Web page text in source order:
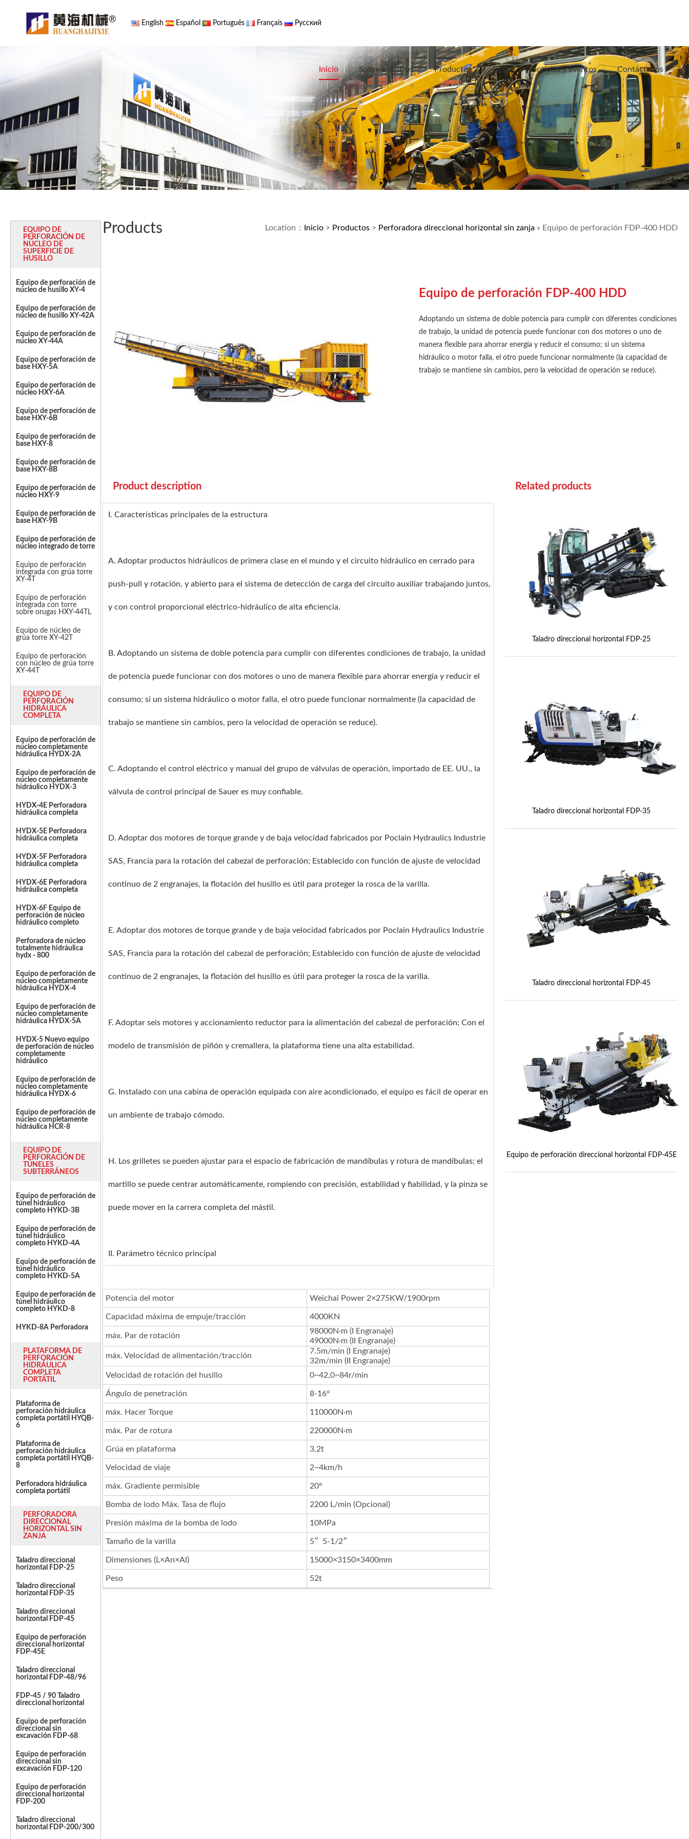
English Español Português Français Русский
Inicio Sobre nosotros Productos Caso Noticias y eventos Contáctanos
EQUIPO DE
PERFORACIÓN DE
NÚCLEO DE
SUPERFICIE DE
HUSILLO
Equipo de perforación de
núcleo de husillo XY-4
Equipo de perforación de
núcleo de husillo XY-42A
Equipo de perforación de
núcleo XY-44A
Equipo de perforación de
base HXY-5A
Equipo de perforación de
núcleo HXY-6A
Equipo de perforación de
base HXY-6B
Equipo de perforación de
base HXY-8
Equipo de perforación de
base HXY-8B
Equipo de perforación de
núcleo HXY-9
Equipo de perforación de
base HXY-9B
Equipo de perforación de
núcleo integrado de torre
Equipo de perforación
integrada con grúa torre
XY-4T
Equipo de perforación
integrada con torre
sobre orugas HXY-44TL
Equipo de núcleo de
grúa torre XY-42T
Equipo de perforación
con núcleo de grúa torre
XY-44T
EQUIPO DE
PERFORACIÓN
HIDRÁULICA
COMPLETA
Equipo de perforación de
núcleo completamente
hidráulica HYDX-2A
Equipo de perforación de
núcleo completamente
hidráulico HYDX-3
HYDX-4E Perforadora
hidráulica completa
HYDX-5E Perforadora
hidráulica completa
HYDX-5F Perforadora
hidráulica completa
HYDX-6E Perforadora
hidráulica completa
HYDX-6F Equipo de
perforación de núcleo
hidráulico completo
Perforadora de núcleo
totalmente hidráulica
hydx - 800
Equipo de perforación de
núcleo completamente
hidráulica HYDX-4
Equipo de perforación de
núcleo completamente
hidráulica HYDX-5A
HYDX-5 Nuevo equipo
de perforación de núcleo
completamente
hidráulico
Equipo de perforación de
núcleo completamente
hidráulica HYDX-6
Equipo de perforación de
núcleo completamente
hidráulica HCR-8
EQUIPO DE
PERFORACIÓN DE
TÚNELES
SUBTERRÁNEOS
Equipo de perforación de
túnel hidráulico
completo HYKD-3B
Equipo de perforación de
túnel hidráulico
completo HYKD-4A
Equipo de perforación de
túnel hidráulico
completo HYKD-5A
Equipo de perforación de
túnel hidráulico
completo HYKD-8
HYKD-8A Perforadora
PLATAFORMA DE
PERFORACIÓN
HIDRÁULICA
COMPLETA
PORTÁTIL
Plataforma de
perforación hidráulica
completa portátil HYQB-
6
Plataforma de
perforación hidráulica
completa portátil HYQB-
8
Perforadora hidráulica
completa portátil
PERFORADORA
DIRECCIONAL
HORIZONTAL SIN
ZANJA
Taladro direccional
horizontal FDP-25
Taladro direccional
horizontal FDP-35
Taladro direccional
horizontal FDP-45
Equipo de perforación
direccional horizontal
FDP-45E
Taladro direccional
horizontal FDP-48/96
FDP-45 / 90 Taladro
direccional horizontal
Equipo de perforación
direccional sin
excavación FDP-68
Equipo de perforación
direccional sin
excavación FDP-120
Equipo de perforación
direccional horizontal
FDP-200
Taladro direccional
horizontal FDP-200/300
Products Location： Inicio > Productos > Perforadora direccional horizontal sin zanja » Equipo de perforación FDP-400 HDD
Equipo de perforación FDP-400 HDD
Adoptando un sistema de doble potencia para cumplir con diferentes condiciones
de trabajo, la unidad de potencia puede funcionar con dos motores o uno de
manera flexible para ahorrar energía y reducir el consumo; si un sistema
hidráulico o motor falla, el otro puede funcionar normalmente (la capacidad de
trabajo se mantiene sin cambios, pero la velocidad de operación se reduce).
Product description
I. Características principales de la estructura
A. Adoptar productos hidráulicos de primera clase en el mundo y el circuito hidráulico en cerrado para
push-pull y rotación, y abierto para el sistema de detección de carga del circuito auxiliar trabajando juntos,
y con control proporcional eléctrico-hidráulico de alta eficiencia.
B. Adoptando un sistema de doble potencia para cumplir con diferentes condiciones de trabajo, la unidad
de potencia puede funcionar con dos motores o uno de manera flexible para ahorrar energía y reducir el
consumo; si un sistema hidráulico o motor falla, el otro puede funcionar normalmente (la capacidad de
trabajo se mantiene sin cambios, pero la velocidad de operación se reduce).
C. Adoptando el control eléctrico y manual del grupo de válvulas de operación, importado de EE. UU., la
válvula de control principal de Sauer es muy confiable.
D. Adoptar dos motores de torque grande y de baja velocidad fabricados por Poclain Hydraulics Industrie
SAS, Francia para la rotación del cabezal de perforación; Establecido con función de ajuste de velocidad
continuo de 2 engranajes, la flotación del husillo es útil para proteger la rosca de la varilla.
E. Adoptar dos motores de torque grande y de baja velocidad fabricados por Poclain Hydraulics Industrie
SAS, Francia para la rotación del cabezal de perforación; Establecido con función de ajuste de velocidad
continuo de 2 engranajes, la flotación del husillo es útil para proteger la rosca de la varilla.
F. Adoptar seis motores y accionamiento reductor para la alimentación del cabezal de perforación; Con el
modelo de transmisión de piñón y cremallera, la plataforma tiene una alta estabilidad.
G. Instalado con una cabina de operación equipada con aire acondicionado, el equipo es fácil de operar en
un ambiente de trabajo cómodo.
H. Los grilletes se pueden ajustar para el espacio de fabricación de mandíbulas y rotura de mandíbulas; el
martillo se puede centrar automáticamente, rompiendo con precisión, estabilidad y fiabilidad, y la pinza se
puede mover en la carrera completa del mástil.
II. Parámetro técnico principal
Potencia del motor Weichai Power 2×275KW/1900rpm
Capacidad máxima de empuje/tracción 4000KN
máx. Par de rotación
98000N·m (I Engranaje)
49000N·m (II Engranaje)
máx. Velocidad de alimentación/tracción
7.5m/min (I Engranaje)
32m/min (II Engranaje)
Velocidad de rotación del husillo
0~42,0~84r/min
Ángulo de penetración 8-16°
máx. Hacer Torque 110000N·m
máx. Par de rotura 220000N·m
Grúa en plataforma 3.2t
Velocidad de viaje 2~4km/h
máx. Gradiente permisible 20°
Bomba de lodo Máx. Tasa de flujo 2200 L/min (Opcional)
Presión máxima de la bomba de lodo 10MPa
Tamaño de la varilla 5″ 5-1/2″
Dimensiones (L×An×Al) 15000×3150×3400mm
Peso 52t
Related products
Taladro direccional horizontal FDP-25
Taladro direccional horizontal FDP-35
Taladro direccional horizontal FDP-45
Equipo de perforación direccional horizontal FDP-45E